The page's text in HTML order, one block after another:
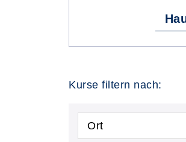
Kurse filtern nach:
Ort